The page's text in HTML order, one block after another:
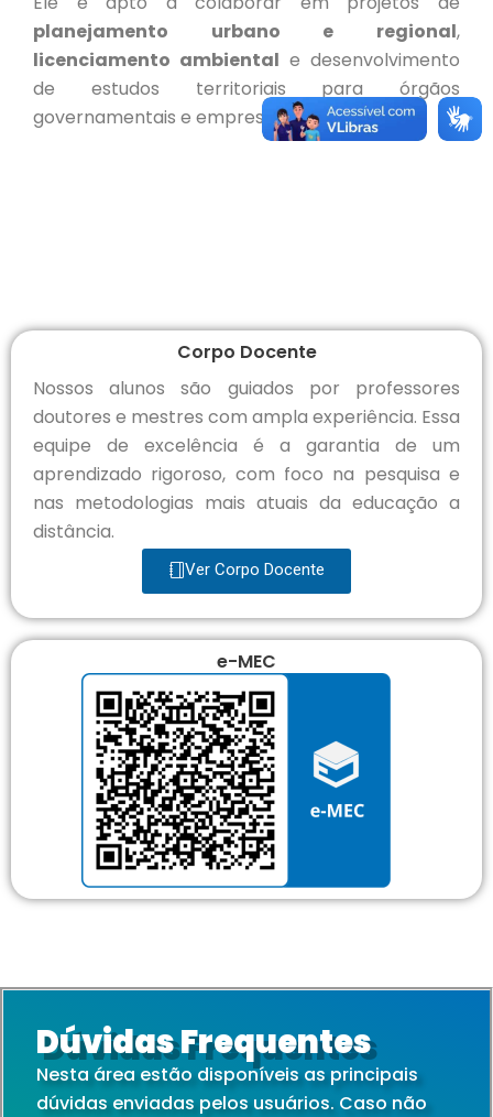
planejamento urbano e regional,
licenciamento ambiental e desenvolvimento
de estudos territoriais para órgãos
governamentais e empresas.
Corpo Docente
Nossos alunos são guiados por professores
doutores e mestres com ampla experiência. Essa
equipe de excelência é a garantia de um
aprendizado rigoroso, com foco na pesquisa e
nas metodologias mais atuais da educação a
distância.
Ver Corpo Docente
e-MEC
Dúvidas Frequentes
Nesta área estão disponíveis as principais
dúvidas enviadas pelos usuários. Caso não